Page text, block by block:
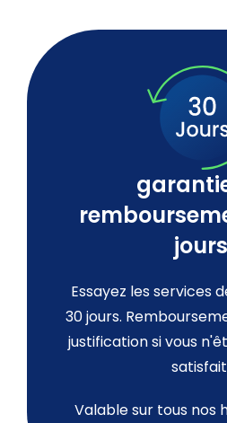
jours
Essayez les services
30 jours.
justification si vous
Valable sur tous nos